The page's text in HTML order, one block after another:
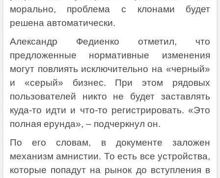
морально, проблема с клонами будет
решена автоматически.
Александр Федиенко отметил, что
предложенные нормативные изменения
могут повлиять исключительно на «черный»
и «серый» бизнес. При этом рядовых
пользователей никто не будет заставлять
куда-то идти и что-то регистрировать. «Это
полная ерунда», – подчеркнул он.
По его словам, в документе заложен
механизм амнистии. То есть все устройства,
которые попадут на рынок до вступления в